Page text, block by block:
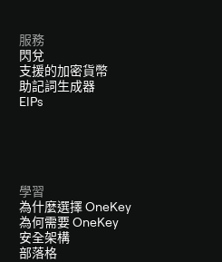
服務
閃兌
支援的加密貨幣
助記詞生成器
EIPs
學習
為什麼選擇 OneKey
為何需要 OneKey
安全架構
部落格